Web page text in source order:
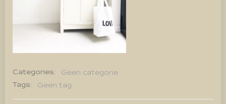
Categories:
Geen categorie
Tags:
Geen tag